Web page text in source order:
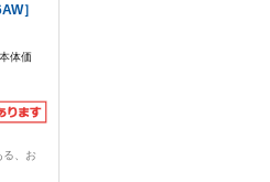
］
体価
る、お